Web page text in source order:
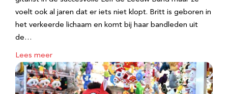
voelt ook al jaren dat er iets niet klopt. Britt is geboren in
het verkeerde lichaam en komt bij haar bandleden uit
de…
Lees meer